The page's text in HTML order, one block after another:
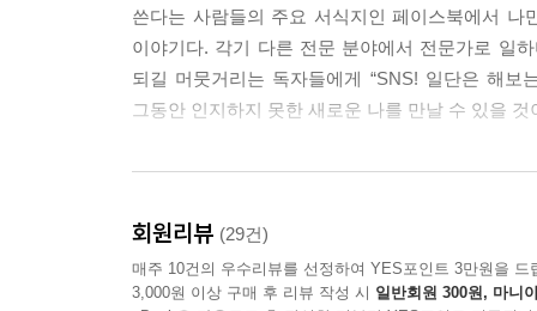
잠시 한국으로 돌아왔을 때도 금진방으로 여러 차
일상의 해방구로 사용했던 SNS가 본업 못지않은
는 공간이 된 셈이다. 특히 부캐인 금진방은 이제
--- p.125~126, 「연합뉴스 기자 김진방」 중에서
으로 ‘이거다!’ 싶은 일러스트를 발견하지 못했다.
어느 날, 그냥 마음 가는 대로 일러스트를 직접 그
쓴다는 사람들의 주요 서식지인 페이스북에서 나
이야기다. 각기 다른 전문 분야에서 전문가로 일
되길 머뭇거리는 독자들에게 “SNS! 일단은 해
그동안 인지하지 못한 새로운 나를 만날 수 있을 것
우리 삶에서 빠질 수 없는 딴짓에 대하여
저자들은 선망하는 직업군에 속해 있음에도
회원리뷰 (29건)
매주 10건의 우수리뷰를 선정하여 YES포인트 3만원을 드
3,000원 이상 구매 후 리뷰 작성 시 일반회원 300원, 마니